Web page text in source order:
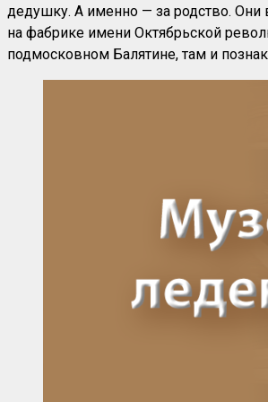
дедушку. А именно — за родство. Они
на фабрике имени Октябрьской
подмосковном Балятине, там и